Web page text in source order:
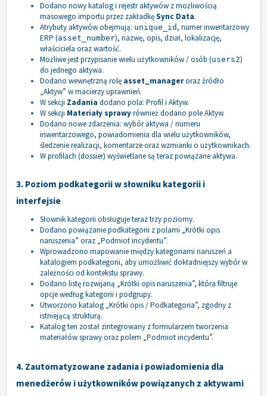
Dodano nowy katalog i rejestr aktywów z możliwością
masowego importu przez zakładkęSync Data.
Atrybuty aktywów obejmują: unique_id , numer inwentarzowy
ERP (asset_number), nazwę, opis, dział, lokalizację,
właściciela oraz wartość.
Możliwe jest przypisanie wielu użytkowników / osób (users2)
do jednego aktywa.
Dodano wewnętrzną rolę asset_manageroraz źródło
„Aktyw” w macierzy uprawnień.
W sekcji Zadania dodano pola: Profil i Aktyw.
W sekcji Materiały sprawyrównież dodano pole Aktyw.
Dodano nowe zdarzenia: wybór aktywa / numeru
inwentarzowego, powiadomienia dla wielu użytkowników,
śledzenie realizacji, komentarze oraz wzmianki o użytkownikach.
W profilach (dossier) wyświetlane są teraz powiązane aktywa.
3. Poziom podkategorii w słowniku kategorii i
interfejsie
Słownik kategorii obsługuje teraz trzy poziomy.
Dodano powiązanie podkategorii z polami „Krótki opis
naruszenia” oraz „Podmiot incydentu”.
Wprowadzono mapowanie między kategoriami naruszeń a
katalogiem podkategorii, aby umożliwić dokładniejszy wybór w
zależności od kontekstu sprawy.
Dodano listę rozwijaną „Krótki opis naruszenia”, która filtruje
opcje według kategorii i podgrupy.
Utworzono katalog „Krótki opis / Podkategoria”, zgodny z
istniejącą strukturą.
Katalog ten został zintegrowany z formularzem tworzenia
materiałów sprawy oraz polem „Podmiot incydentu”.
4. Zautomatyzowane zadania i powiadomienia dla
menedżerów i użytkowników powiązanych z aktywami